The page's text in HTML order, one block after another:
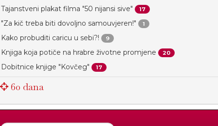
Tajanstveni plakat filma "50 nijansi sive" 17
"Za kič treba biti dovoljno samouvjeren!" 1
Kako probuditi caricu u sebi?! 9
Knjiga koja potiče na hrabre životne promjene 20
Dobitnice knjige "Kovčeg" 17
60 dana